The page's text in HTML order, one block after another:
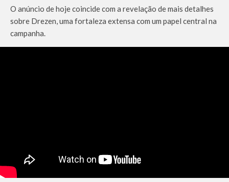
O anúncio de hoje coincide com a revelação de mais detalhes
sobre Drezen, uma fortaleza extensa com um papel central na
campanha.